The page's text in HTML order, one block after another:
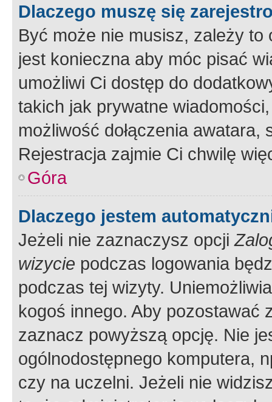
Dlaczego muszę się
Być może nie musisz, zależy
jest konieczna aby móc pisać
umożliwi Ci dostęp do
takich jak prywatne
możliwość dołączenia
Rejestracja zajmie Ci chwilę
Góra
Dlaczego jestem
Jeżeli nie zaznaczysz opcji
wizycie podczas logowania
podczas tej wizyty.
kogoś innego. Aby pozostawać
zaznacz powyższą opcję. Nie
ogólnodostępnego komputera,
czy na uczelni. Jeżeli nie